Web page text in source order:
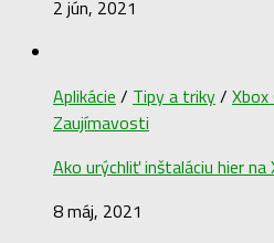
2 jún, 2021
Aplikácie / Tipy a triky/ Xbox
Zaujímavosti
Ako urýchliť inštaláciu hier na
8 máj, 2021